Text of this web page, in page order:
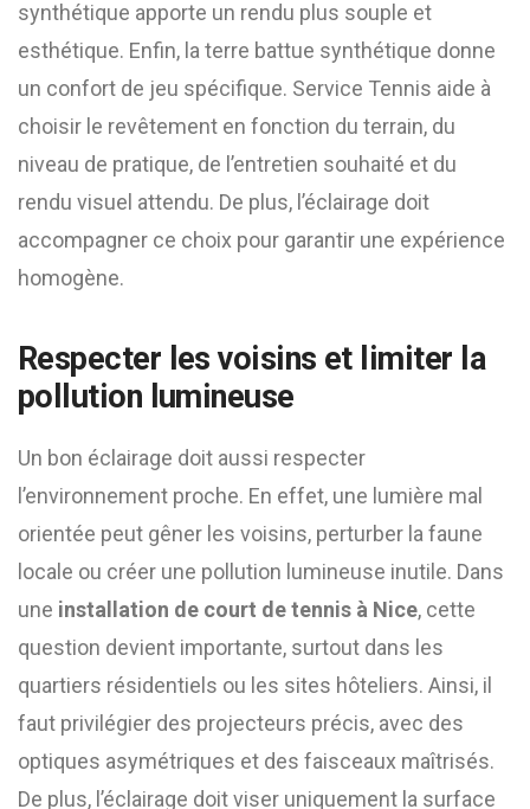
synthétique apporte un rendu plus souple et
esthétique. Enfin, la terre battue synthétique donne
un confort de jeu spécifique. Service Tennis aide à
choisir le revêtement en fonction du terrain, du
niveau de pratique, de l’entretien souhaité et du
rendu visuel attendu. De plus, l’éclairage doit
accompagner ce choix pour garantir une expérience
homogène.
Respecter les voisins et limiter la
pollution lumineuse
Un bon éclairage doit aussi respecter
l’environnement proche. En effet, une lumière mal
orientée peut gêner les voisins, perturber la faune
locale ou créer une pollution lumineuse inutile. Dans
une installation de court de tennis à Nice, cette
question devient importante, surtout dans les
quartiers résidentiels ou les sites hôteliers. Ainsi, il
faut privilégier des projecteurs précis, avec des
optiques asymétriques et des faisceaux maîtrisés.
De plus, l’éclairage doit viser uniquement la surface